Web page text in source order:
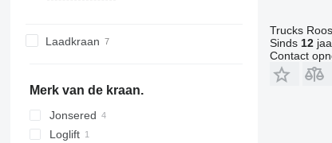
Laadkraan
Merk van de kraan.
Jonsered
Loglift
Trucks
Sinds 12
Contact